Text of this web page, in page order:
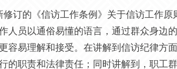
修订的《信访工作条例》关于信访工作
人员以通俗易懂的语言，通过群众身边
容易理解和接受。在讲解到信访纪律方
的职责和法律责任；同时讲解到，职工